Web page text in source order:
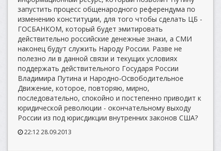
запустить процесс общенародного референдума по
изменению конституции, для того чтобы сделать ЦБ -
ГОСБАНКОМ, который будет эмитировать
действительно российские денежные знаки, а СМИ
наконец будут служить Народу России. Разве не
полезно ли в данной связи и текущих условиях
поддержать действительного Государя России
Владимира Путина и Народно-Освободительное
Движение, которое, повторяю, мирно,
последовательно, спокойно и постепенно приводит к
юридической революции - окончательному выходу
России из под юрисдикции внутренних законов США?
22:12 28.09.2013